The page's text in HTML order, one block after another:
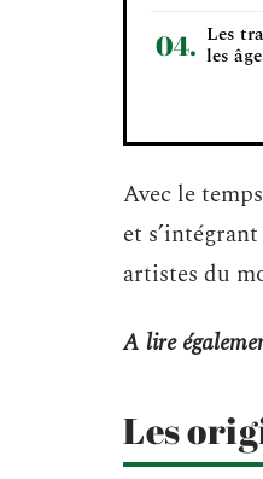
Les
les
Avec le
et
artistes du
A lire
Les